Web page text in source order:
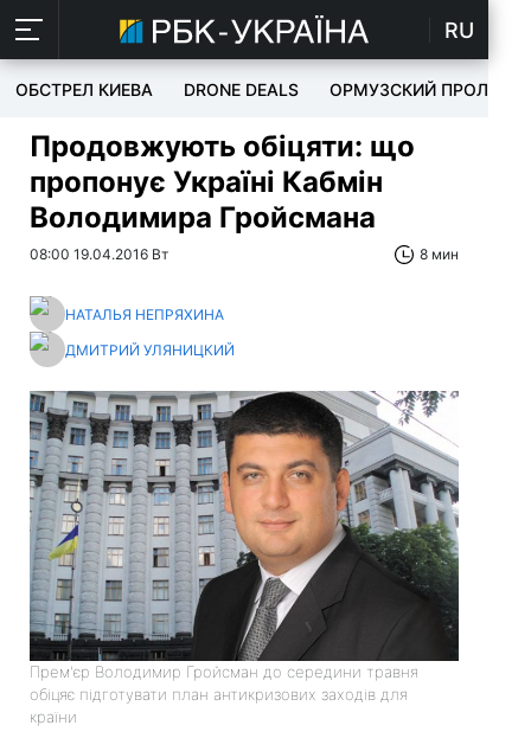
RU
ОБСТРЕЛ КИЕВА DRONE DEALS ОРМУЗСКИЙ ПРОЛИВ
Продовжують обіцяти: що
пропонує Україні Кабмін
Володимира Гройсмана
08:00 19.04.2016 Вт 8 мин
НАТАЛЬЯ НЕПРЯХИНА
ДМИТРИЙ УЛЯНИЦКИЙ
Прем'єр Володимир Гройсман до середини травня
обіцяє підготувати план антикризових заходів для
країни